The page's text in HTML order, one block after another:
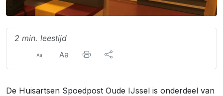
2 min. leestijd
De Huisartsen Spoedpost Oude IJssel is onderdeel van